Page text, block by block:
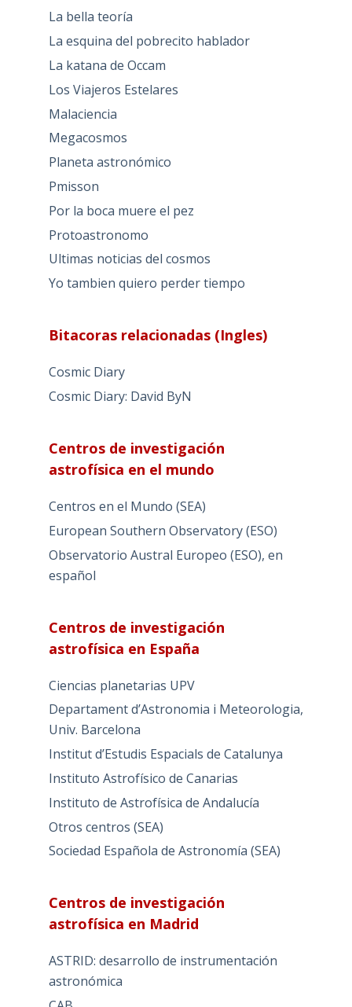
La bella teoría
La esquina del pobrecito hablador
La katana de Occam
Los Viajeros Estelares
Malaciencia
Megacosmos
Planeta astronómico
Pmisson
Por la boca muere el pez
Protoastronomo
Ultimas noticias del cosmos
Yo tambien quiero perder tiempo
Bitacoras relacionadas (Ingles)
Cosmic Diary
Cosmic Diary: David ByN
Centros de investigación
astrofísica en el mundo
Centros en el Mundo (SEA)
European Southern Observatory (ESO)
Observatorio Austral Europeo (ESO), en
español
Centros de investigación
astrofísica en España
Ciencias planetarias UPV
Departament d’Astronomia i Meteorologia,
Univ. Barcelona
Institut d’Estudis Espacials de Catalunya
Instituto Astrofísico de Canarias
Instituto de Astrofísica de Andalucía
Otros centros (SEA)
Sociedad Española de Astronomía (SEA)
Centros de investigación
astrofísica en Madrid
ASTRID: desarrollo de instrumentación
astronómica